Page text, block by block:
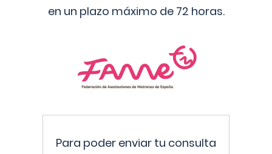
en un plazo máximo de 72 horas.
Para poder enviar tu consulta